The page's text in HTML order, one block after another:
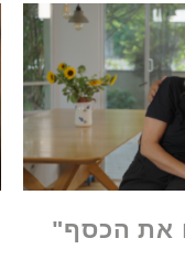
את הכסף"